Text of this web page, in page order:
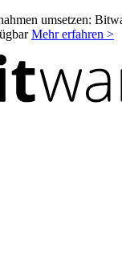
umsetzen:
Mehr erfahren >